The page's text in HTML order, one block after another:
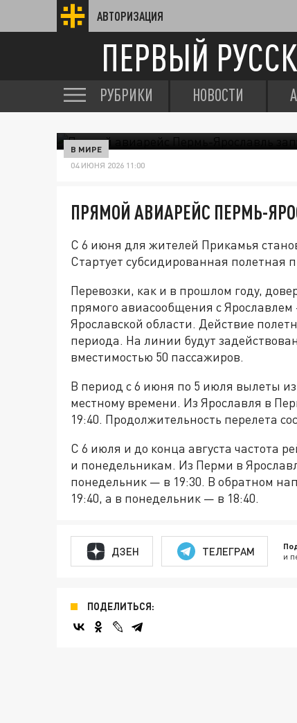
АВТОРИЗАЦИЯ
ПЕРВЫЙ
РУБРИКИ НОВОСТИ
В МИРЕ
04 ИЮНЯ 2026 11:00
ПРЯМОЙ АВИАРЕЙС ПЕРМЬ-
С 6 июня для жителей Прикамья
Стартует субсидированная полетная
Перевозки, как и в прошлом году,
прямого авиасообщения с
Ярославской области. Действие
периода. На линии будут
вместимостью 50 пассажиров.
В период с 6 июня по 5 июля вылеты
местному времени. Из Ярославля в
19:40. Продолжительность перелета
С 6 июля и до конца августа частота
и понедельникам. Из Перми в
понедельник — в 19:30. В обратном
19:40, а в понедельник — в 18:40.
ДЗЕН ТЕЛЕГРАМ и
ПОДЕЛИТЬСЯ: